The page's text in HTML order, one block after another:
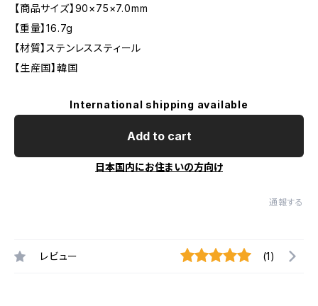
【商品サイズ】90×75×7.0mm
【重量】16.7g
【材質】ステンレススティール
【生産国】韓国
International shipping available
Add to cart
日本国内にお住まいの方向け
通報する
レビュー (1)